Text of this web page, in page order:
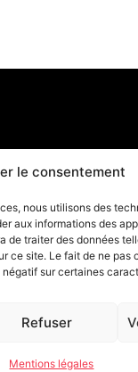
le consentement
nous utilisons des
aux informations des
de traiter des données
ce site. Le fait de ne pas
sur certaines
Refuser
Mentions légales